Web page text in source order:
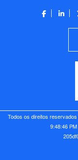
Todos os direitos reservados
9:48:46